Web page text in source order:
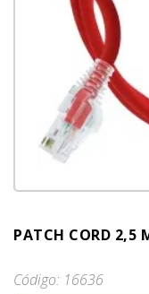
PATCH CORD 2,5
Código: 16636